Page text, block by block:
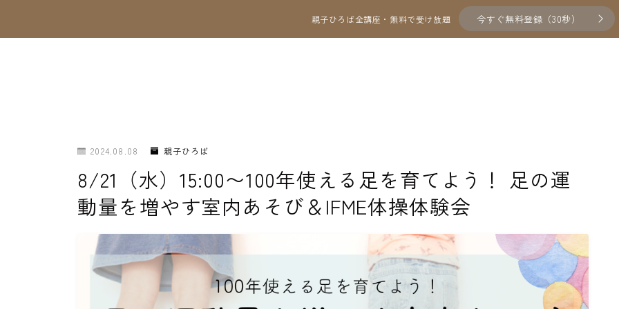
親子ひろば全講座・無料で受け放題 今すぐ無料登録（30秒）
2024.08.08 親子ひろば
8/21（水）15:00〜100年使える足を育てよう！ 足の運
動量を増やす室内あそび＆IFME体操体験会